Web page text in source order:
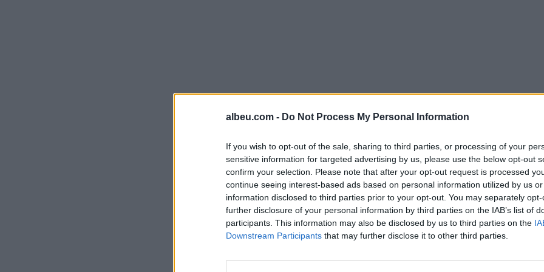
albeu.com - Do Not Process My Personal Information
If you wish to opt-out of the sale, sharing to third parties, or processing of your
sensitive information for targeted advertising by us, please use the below opt-out
confirm your selection. Please note that after your opt-out request is processed
continue seeing interest-based ads based on personal information utilized by us
information disclosed to third parties prior to your opt-out. You may separately
further disclosure of your personal information by third parties on the IAB’s list of
participants. This information may also be disclosed by us to third parties on the
Downstream Participants that may further disclose it to other third parties.